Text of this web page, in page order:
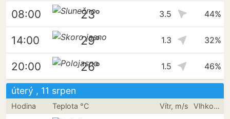
08:00 23° 3.5 44%
14:00 29° 1.3 32%
20:00 26° 1.5 46%
úterý , 11 srpen
Hodina Teplota °C Vítr, m/s Vlhkost vzduchu